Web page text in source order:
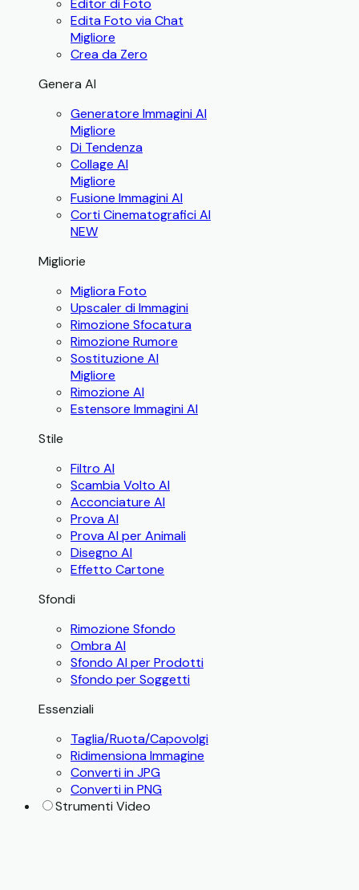
Editor di Foto
Edita Foto via Chat
Migliore
Crea da Zero
Genera AI
Generatore Immagini AI
Migliore
Di Tendenza
Collage AI
Migliore
Fusione Immagini AI
Corti Cinematografici AI
NEW
Migliorie
Migliora Foto
Upscaler di Immagini
Rimozione Sfocatura
Rimozione Rumore
Sostituzione AI
Migliore
Rimozione AI
Estensore Immagini AI
Stile
Filtro AI
Scambia Volto AI
Acconciature AI
Prova AI
Prova AI per Animali
Disegno AI
Effetto Cartone
Sfondi
Rimozione Sfondo
Ombra AI
Sfondo AI per Prodotti
Sfondo per Soggetti
Essenziali
Taglia/Ruota/Capovolgi
Ridimensiona Immagine
Converti in JPG
Converti in PNG
Strumenti Video